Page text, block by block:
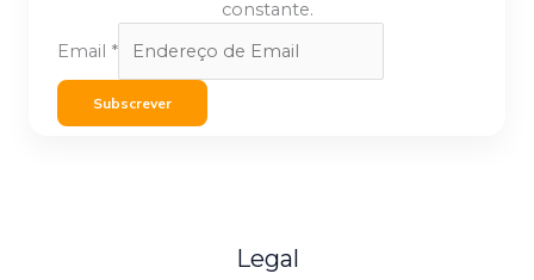
constante.
Email *
Subscrever
Legal